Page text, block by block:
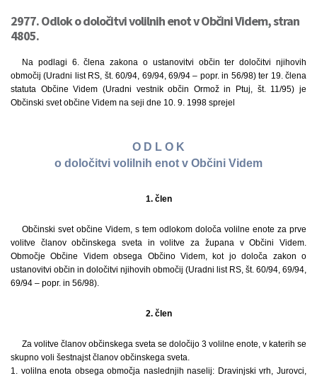
2977. Odlok o določitvi volilnih enot v Občini Videm, stran
4805.
Na podlagi 6. člena zakona o ustanovitvi občin ter določitvi njihovih
območij (Uradni list RS, št. 60/94, 69/94, 69/94 – popr. in 56/98) ter 19. člena
statuta Občine Videm (Uradni vestnik občin Ormož in Ptuj, št. 11/95) je
Občinski svet občine Videm na seji dne 10. 9. 1998 sprejel
O D L O K
o določitvi volilnih enot v Občini Videm
1. člen
Občinski svet občine Videm, s tem odlokom določa volilne enote za prve
volitve članov občinskega sveta in volitve za župana v Občini Videm.
Območje Občine Videm obsega Občino Videm, kot jo določa zakon o
ustanovitvi občin in določitvi njihovih območij (Uradni list RS, št. 60/94, 69/94,
69/94 – popr. in 56/98).
2. člen
Za volitve članov občinskega sveta se določijo 3 volilne enote, v katerih se
skupno voli šestnajst članov občinskega sveta.
1. volilna enota obsega območja naslednjih naselij: Dravinjski vrh, Jurovci,